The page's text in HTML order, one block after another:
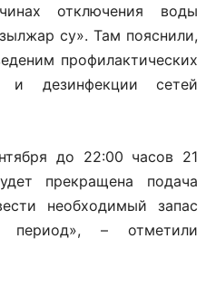
отключения воды
су». Там пояснили,
профилактических
дезинфекции сетей
до 22:00 часов 21
прекращена подача
необходимый запас
период», – отметили